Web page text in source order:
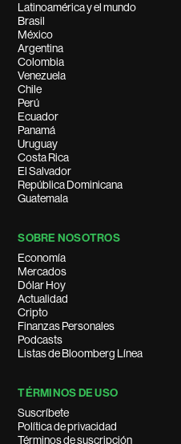
Latinoamérica y el mundo
Brasil
México
Argentina
Colombia
Venezuela
Chile
Perú
Ecuador
Panamá
Uruguay
Costa Rica
El Salvador
República Dominicana
Guatemala
SOBRE NOSOTROS
Economía
Mercados
Dólar Hoy
Actualidad
Cripto
Finanzas Personales
Podcasts
Listas de Bloomberg Línea
TÉRMINOS DE USO
Suscríbete
Política de privacidad
Términos de suscripción